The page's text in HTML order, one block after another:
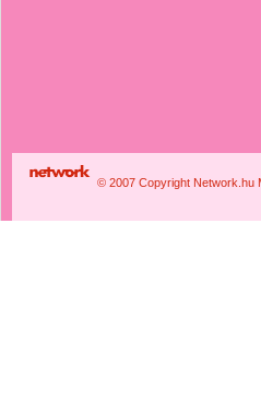
© 2007 Copyright Network.hu